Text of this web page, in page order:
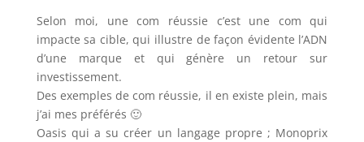
Selon moi, une com réussie c’est une com qui
impacte sa cible, qui illustre de façon évidente l’ADN
d’une marque et qui génère un retour sur
investissement.
Des exemples de com réussie, il en existe plein, mais
j’ai mes préférés 🙂
Oasis qui a su créer un langage propre ; Monoprix